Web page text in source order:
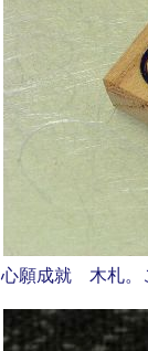
心願成就 木札。